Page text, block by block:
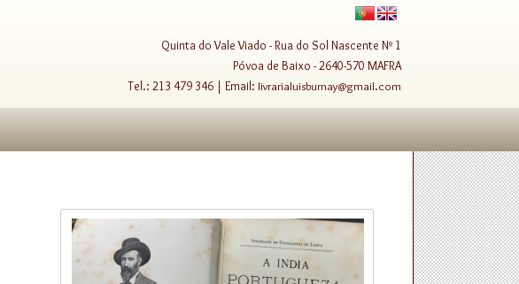
Quinta do Vale Viado - Rua do Sol Nascente Nº 1
Póvoa de Baixo - 2640-570 MAFRA
Tel.: 213 479 346 | Email: livrarialuisburnay@gmail.com